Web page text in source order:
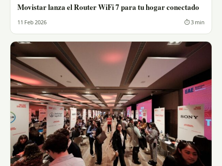
Movistar lanza el Router WiFi 7 para tu hogar conectado
11 Feb 2026 ⏱ 3 min